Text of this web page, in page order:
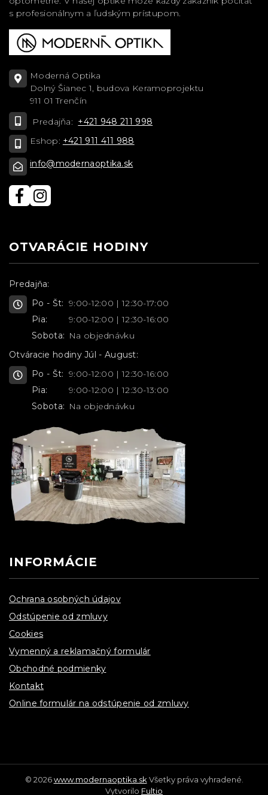
s profesionálnym a ľudským prístupom.
Moderná Optika
Dolný Šianec 1, budova Keramoprojektu
911 01 Trenčín
Predajňa: +421 948 211 998
Eshop: +421 911 411 988
info@modernaoptika.sk
OTVARÁCIE HODINY
Predajňa:
Po - Št: 9:00-12:00 | 12:30-17:00
Pia:
9:00-12:00 | 12:30-16:00
Sobota: Na objednávku
Otváracie hodiny Júl - August:
Po - Št: 9:00-12:00 | 12:30-16:00
Pia:
9:00-12:00 | 12:30-13:00
Sobota: Na objednávku
INFORMÁCIE
Ochrana osobných údajov
Odstúpenie od zmluvy
Cookies
Vymenný a reklamačný formulár
Obchodné podmienky
Kontakt
Online formulár na odstúpenie od zmluvy
© 2026www.modernaoptika.sk Všetky práva vyhradené.
Vytvorilo Fultio